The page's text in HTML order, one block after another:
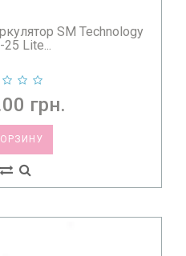
SM Technology
25 Lite...
грн.